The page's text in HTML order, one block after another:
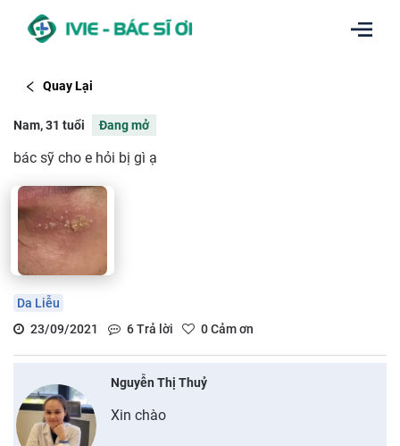
Quay Lại
Nam, 31 tuổi Đang mở
bác sỹ cho e hỏi bị gì ạ
Da Liễu
23/09/2021
6Trả lời 0Cảm ơn
Nguyễn Thị Thuỷ
Xin chào